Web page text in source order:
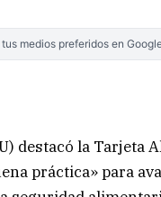
medios preferidos en
destacó la Tarjeta
práctica» para